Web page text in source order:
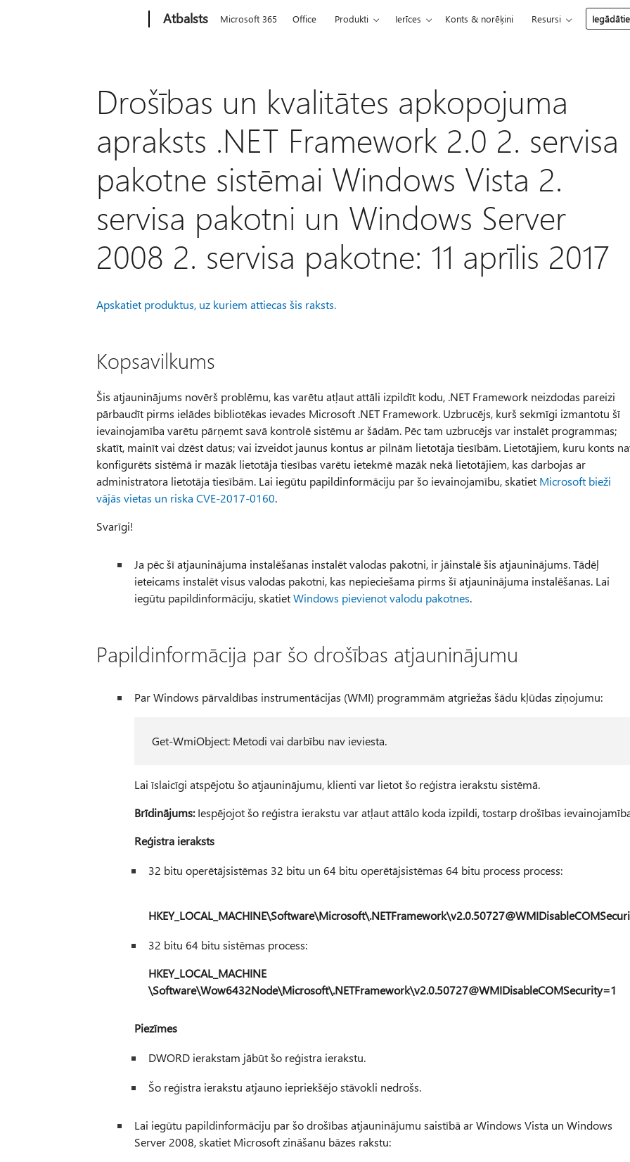
Atbalsts Microsoft 365 Office Produkti Ierīces Konts & norēķini Resursi
Drošības un kvalitātes apkopojuma
apraksts .NET Framework 2.0 2. servisa
pakotne sistēmai Windows Vista 2.
servisa pakotni un Windows Server
2008 2. servisa pakotne: 11 aprīlis 2017
Apskatiet produktus, uz kuriem attiecas šis raksts.
Kopsavilkums
Šis atjauninājums novērš problēmu, kas varētu atļaut attāli izpildīt kodu, .NET Framework neizdodas pareizi
pārbaudīt pirms ielādes bibliotēkas ievades Microsoft .NET Framework. Uzbrucējs, kurš sekmīgi izmantotu šī
ievainojamība varētu pārņemt savā kontrolē sistēmu ar šādām. Pēc tam uzbrucējs var instalēt programmas;
skatīt, mainīt vai dzēst datus; vai izveidot jaunus kontus ar pilnām lietotāja tiesībām. Lietotājiem, kuru konts
konfigurēts sistēmā ir mazāk lietotāja tiesības varētu ietekmē mazāk nekā lietotājiem, kas darbojas ar
administratora lietotāja tiesībām. Lai iegūtu papildinformāciju par šo ievainojamību, skatiet Microsoft bieži
vājās vietas un riska CVE-2017-0160.
Svarīgi!
Ja pēc šī atjauninājuma instalēšanas instalēt valodas pakotni, ir jāinstalē šis atjauninājums. Tādēļ
ieteicams instalēt visus valodas pakotni, kas nepieciešama pirms šī atjauninājuma instalēšanas. Lai
iegūtu papildinformāciju, skatietWindows pievienot valodu pakotnes.
Papildinformācija par šo drošības atjauninājumu
Par Windows pārvaldības instrumentācijas (WMI) programmām atgriežas šādu kļūdas ziņojumu:
Get-WmiObject: Metodi vai darbību nav ieviesta.
Lai īslaicīgi atspējotu šo atjauninājumu, klienti var lietot šo reģistra ierakstu sistēmā.
Brīdinājums:Iespējojot šo reģistra ierakstu var atļaut attālo koda izpildi, tostarp drošības
Reģistra ieraksts
32 bitu operētājsistēmas 32 bitu un 64 bitu operētājsistēmas 64 bitu process process:
32 bitu 64 bitu sistēmas process:
HKEY_LOCAL_MACHINE
\Software\Wow6432Node\Microsoft\.NETFramework\v2.0.50727@WMIDisableCOMSecurity=1
Piezīmes
DWORD ierakstam jābūt šo reģistra ierakstu.
Šo reģistra ierakstu atjauno iepriekšējo stāvokli nedrošs.
Lai iegūtu papildinformāciju par šo drošības atjauninājumu saistībā ar Windows Vista un Windows
Server 2008, skatiet Microsoft zināšanu bāzes rakstu: